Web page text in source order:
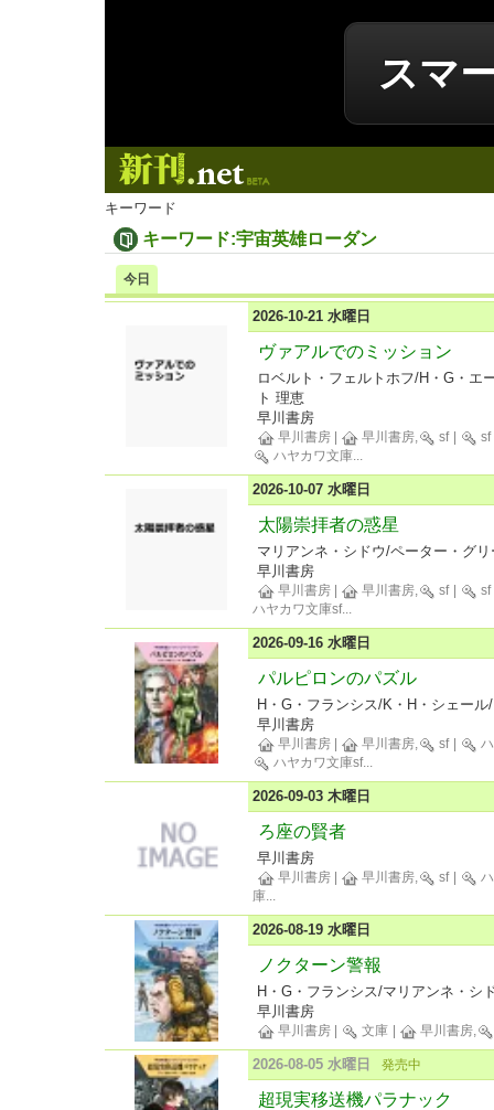
スマ
キーワード
キーワード:宇宙英雄ローダン
今日
2026-10-21 水曜日
ヴァアルでのミッション
ロベルト・フェルトホフ/H・G・エ
ト 理恵
早川書房
早川書房 早川書房, sf
sf
ハヤカワ文庫...
2026-10-07 水曜日
太陽崇拝者の惑星
マリアンネ・シドウ/ペーター・グ
早川書房
早川書房 早川書房, sf
sf
ハヤカワ文庫sf...
2026-09-16 水曜日
パルピロンのパズル
H・G・フランシス/K・H・シェール
早川書房
早川書房 早川書房, sf
ハヤカワ文庫sf...
2026-09-03 木曜日
ろ座の賢者
早川書房
早川書房 早川書房, sf
庫...
2026-08-19 水曜日
ノクターン警報
H・G・フランシス/マリアンネ・シ
早川書房
早川書房 文庫 早川書房,
2026-08-05 水曜日 発売中
超現実移送機パラナック